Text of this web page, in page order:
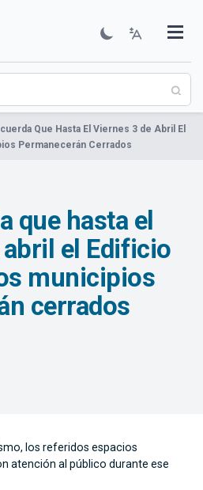
Que Hasta El Viernes 3 de Abril El
Permanecerán Cerrados
que hasta el
el Edificio
municipios
cerrados
los referidos espacios
atención al público durante ese